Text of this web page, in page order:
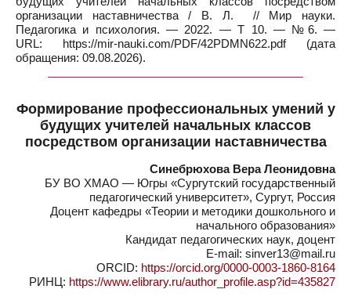
организации наставничества / В. Л. // Мир науки.
Педагогика и психология. — 2022. — Т 10. — №6. —
URL: https://mir-nauki.com/PDF/42PDMN622.pdf (дата
обращения: 09.08.2026).
Формирование профессиональных умений у
будущих учителей начальных классов
посредством организации наставничества
Синебрюхова Вера Леонидовна
БУ ВО ХМАО — Югры «Сургутский государственный
педагогический университет», Сургут, Россия
Доцент кафедры «Теории и методики дошкольного и
начального образования»
Кандидат педагогических наук, доцент
E-mail: sinver13@mail.ru
ORCID: https://orcid.org/0000-0003-1860-8164
РИНЦ: https://www.elibrary.ru/author_profile.asp?id=435827